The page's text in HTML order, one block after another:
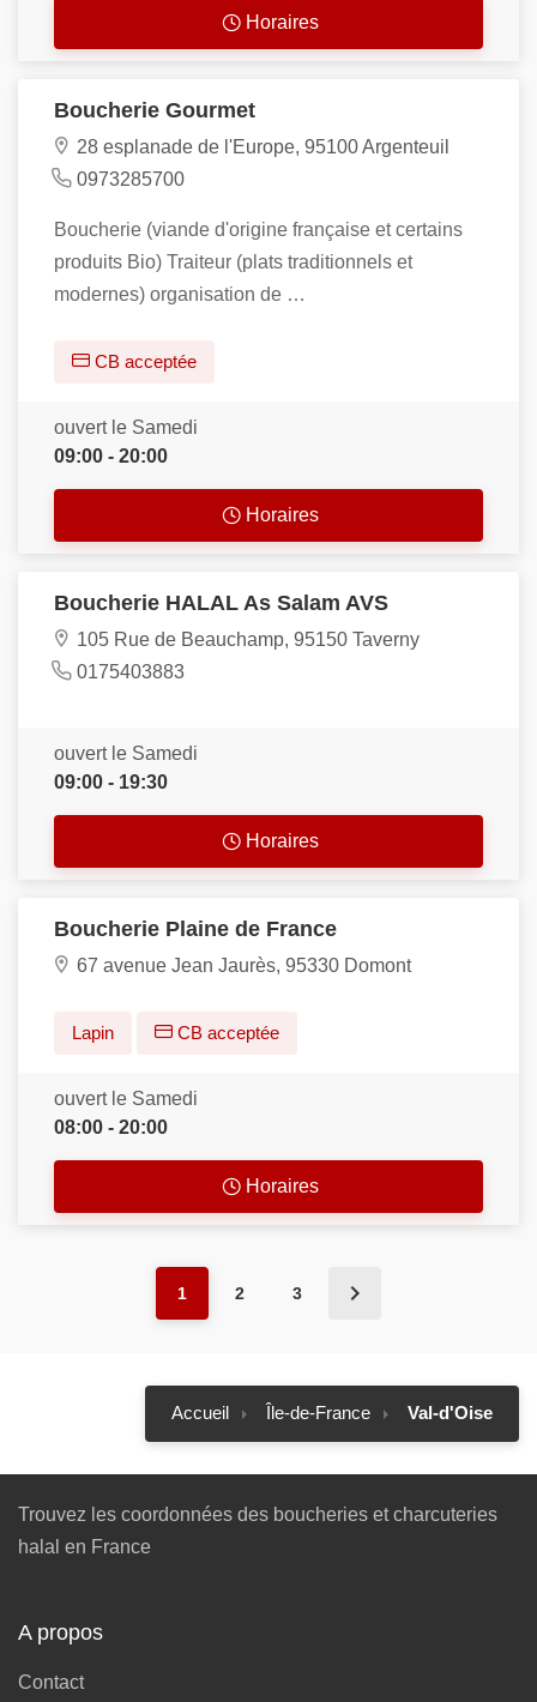
Horaires
Boucherie Gourmet
28 esplanade de l'Europe, 95100 Argenteuil
0973285700
Boucherie (viande d'origine française et certains
produits Bio) Traiteur (plats traditionnels et
modernes) organisation de …
CB acceptée
ouvert le Samedi
09:00 - 20:00
Horaires
Boucherie HALAL As Salam AVS
105 Rue de Beauchamp, 95150 Taverny
0175403883
ouvert le Samedi
09:00 - 19:30
Horaires
Boucherie Plaine de France
67 avenue Jean Jaurès, 95330 Domont
Lapin CB acceptée
ouvert le Samedi
08:00 - 20:00
Horaires
1 2 3
Accueil Île-de-France Val-d'Oise
Trouvez les coordonnées des boucheries et charcuteries
halal en France
A propos
Contact